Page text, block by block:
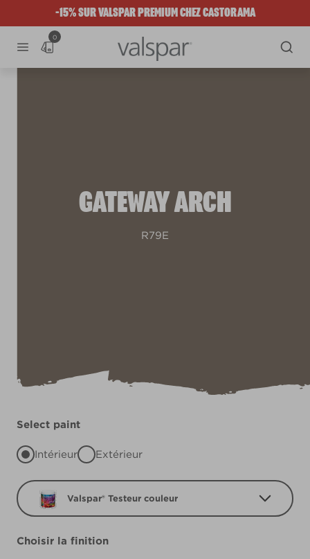
-15% SUR VALSPAR PREMIUM CHEZ CASTORAMA
0
GATEWAY ARCH
R79E
Select paint
Intérieur Extérieur
Valspar® Testeur couleur
Choisir la finition